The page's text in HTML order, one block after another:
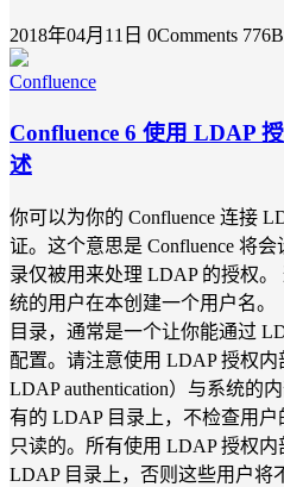
2018年04月11日 0Comments
Confluence
Confluence 6 使用 LDAP
述
你可以为你的 Confluence 连接
证。这个意思是 Confluence 将
录仅被用来处理 LDAP 的授权
统的用户在本创建一个用户名
目录，通常是一个让你能通过
配置。请注意使用 LDAP 授权内
LDAP authentication）与系统的
有的 LDAP 目录上，不检查用
只读的。所有使用 LDAP 授权
LDAP 目录上，否则这些用户将